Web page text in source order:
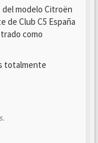
modelo Citroën
de Club C5 España
como
totalmente